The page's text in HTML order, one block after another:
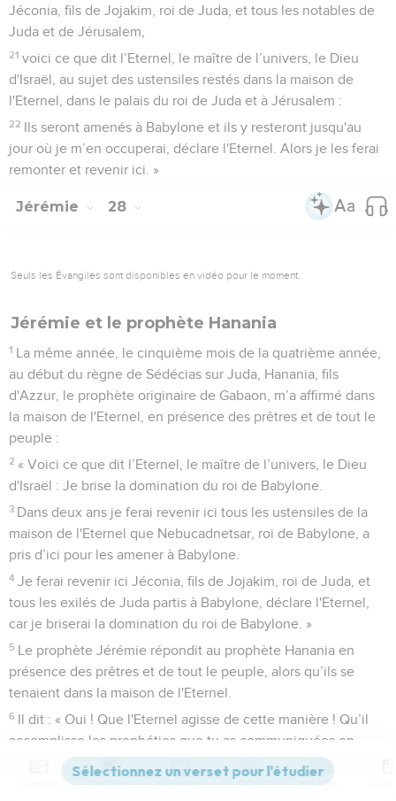
Jéconia, fils de Jojakim, roi de Juda, et tous les notables de
Juda et de Jérusalem,
21 voici ce que dit l’Eternel, le maître de l’univers, le Dieu
d'Israël, au sujet des ustensiles restés dans la maison de
l'Eternel, dans le palais du roi de Juda et à Jérusalem :
22 Ils seront amenés à Babylone et ils y resteront jusqu'au
jour où je m’en occuperai, déclare l'Eternel. Alors je les ferai
remonter et revenir ici. »
Jérémie 28
Seuls les Évangiles sont disponibles en vidéo pour le moment.
Jérémie et le prophète Hanania
1 La même année, le cinquième mois de la quatrième année,
au début du règne de Sédécias sur Juda, Hanania, fils
d'Azzur, le prophète originaire de Gabaon, m’a affirmé dans
la maison de l'Eternel, en présence des prêtres et de tout le
peuple :
2 « Voici ce que dit l’Eternel, le maître de l’univers, le Dieu
d'Israël : Je brise la domination du roi de Babylone.
3 Dans deux ans je ferai revenir ici tous les ustensiles de la
maison de l'Eternel que Nebucadnetsar, roi de Babylone, a
pris d’ici pour les amener à Babylone.
4 Je ferai revenir ici Jéconia, fils de Jojakim, roi de Juda, et
tous les exilés de Juda partis à Babylone, déclare l'Eternel,
car je briserai la domination du roi de Babylone. »
5 Le prophète Jérémie répondit au prophète Hanania en
présence des prêtres et de tout le peuple, alors qu’ils se
tenaient dans la maison de l'Eternel.
6 Il dit : « Oui ! Que l'Eternel agisse de cette manière ! Qu’il
accomplisse les prophéties que tu as communiquées en
faisant revenir de Babylone jusqu’ici les ustensiles de la
maison de l'Eternel et tous les exilés !
Versions Commentaires Strong